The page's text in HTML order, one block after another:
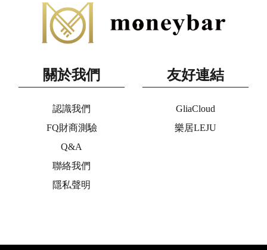
關於我們
認識我們
FQ財商測驗
Q&A
聯絡我們
隱私聲明
友好連結
GliaCloud
樂居LEJU